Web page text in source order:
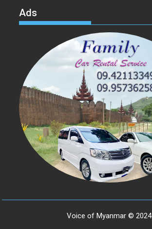
Ads
Voice of Myanmar © 2024